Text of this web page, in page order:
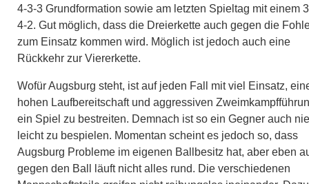
4-3-3 Grundformation sowie am letzten Spieltag mit einem
4-2. Gut möglich, dass die Dreierkette auch gegen die
zum Einsatz kommen wird. Möglich ist jedoch auch eine
Rückkehr zur Viererkette.
Wofür Augsburg steht, ist auf jeden Fall mit viel Einsatz,
hohen Laufbereitschaft und aggressiven
ein Spiel zu bestreiten. Demnach ist so ein Gegner auch nie
leicht zu bespielen. Momentan scheint es jedoch so, dass
Augsburg Probleme im eigenen Ballbesitz hat, aber eben
gegen den Ball läuft nicht alles rund. Die verschiedenen